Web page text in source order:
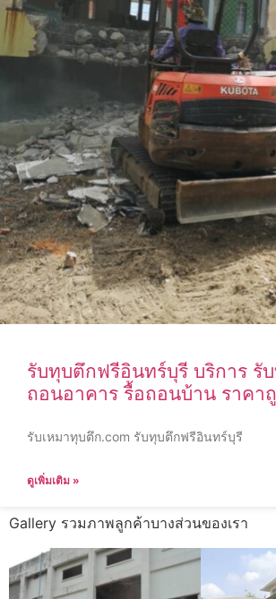
รับทุบตึกฟรีอินทร์บุรี บริการ รั
ถอนอาคาร รื้อถอนบ้าน ราคา
รับเหมาทุบตึก.com รับทุบตึกฟรีอินทร์บุรี
ดูเพิ่มเติม »
Gallery รวมภาพลูกค้าบางส่วนของเรา